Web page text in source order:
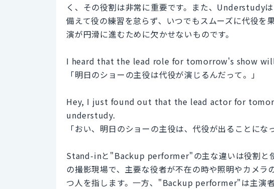
く、その役割は非常に重要です。また、Understudy
備えて役の練習を怠らず、いつでもスムーズに代役を
演が円滑に進むために欠かせないものです。
I heard that the lead role for tomorrow's show
「明日のショーの主役は代役が演じるんだって。」
Hey, I just found out that the lead actor for
understudy.
「おい、明日のショーの主役は、代役が出ることにな
Stand-inと"Backup performer"の主な違いは役割と
の撮影現場で、主要な役者が不在の時や照明やカメ
つ人を指します。一方、"Backup performer"は主演